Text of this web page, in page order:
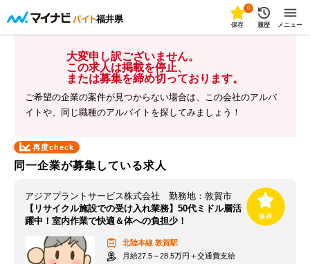
福井県
0
保存 履歴 メニュー
大変申し訳ございません。
この求人は掲載を停止、
または募集を締め切っております。
ご希望の企業の案件が見つからない場合は、この会社のアルバ
イトや、同じ職種のアルバイトを探してみましょう！
再度check
同一企業が募集している求人
アジアプラントサービス株式会社 勤務地：敦賀市
【リサイクル施設での受け入れ業務】50代ミドル層活
躍中！室内作業で快適＆体への負担少！
北陸本線 敦賀駅
月給27.5～28.5万円＋交通費支給